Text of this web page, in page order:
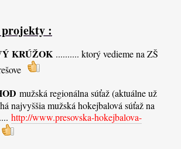
projekty :
KRÚŽOK .......... ktorý vedieme na ZŠ
mužská regionálna súťaž (aktuálne už
najvyššia mužská hokejbalová súťaž na
http://www.presovska-hokejbalova-